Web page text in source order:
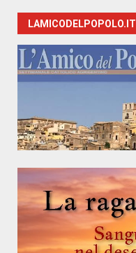
LAMICODELPOPOLO.IT